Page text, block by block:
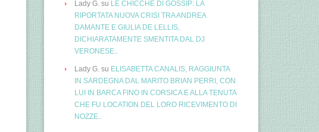
Lady G. su LE CHICCHE DI GOSSIP: LA
RIPORTATA NUOVA CRISI TRA ANDREA
DAMANTE E GIULIA DE LELLIS,
DICHIARATAMENTE SMENTITA DAL DJ
VERONESE..
Lady G. su ELISABETTA CANALIS, RAGGIUNTA
IN SARDEGNA DAL MARITO BRIAN PERRI, CON
LUI IN BARCA FINO IN CORSICA E ALLA TENUTA
CHE FU LOCATION DEL LORO RICEVIMENTO DI
NOZZE..